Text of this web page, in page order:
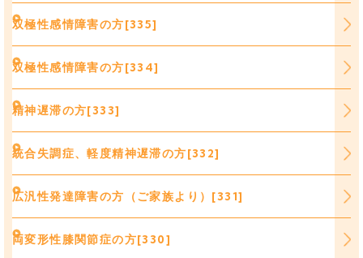
双極性感情障害の方[335]
双極性感情障害の方[334]
精神遅滞の方[333]
統合失調症、軽度精神遅滞の方[332]
広汎性発達障害の方（ご家族より）[331]
両変形性膝関節症の方[330]